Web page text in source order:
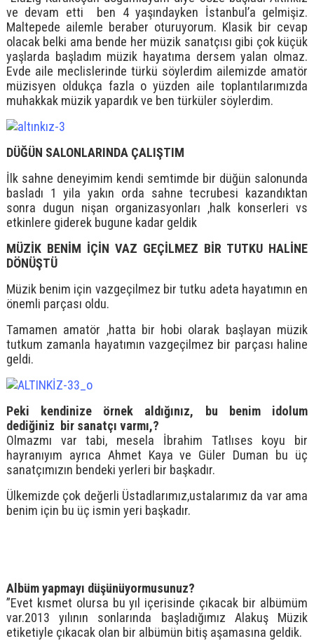
ve devam etti ben 4 yaşındayken İstanbul’a gelmişiz.
Maltepede ailemle beraber oturuyorum. Klasik bir cevap
olacak belki ama bende her müzik sanatçısı gibi çok küçük
yaşlarda başladım müzik hayatıma dersem yalan olmaz.
Evde aile meclislerinde türkü söylerdim ailemizde amatör
müzisyen oldukça fazla o yüzden aile toplantılarımızda
muhakkak müzik yapardık ve ben türküler söylerdim.
DÜĞÜN SALONLARINDA ÇALIŞTIM
İlk sahne deneyimim kendi semtimde bir düğün salonunda
basladı 1 yila yakın orda sahne tecrubesi kazandıktan
sonra dugun nişan organizasyonları ,halk konserleri vs
etkinlere giderek bugune kadar geldik
MÜZİK BENİM İÇİN VAZ GEÇİLMEZ BİR TUTKU HALİNE
DÖNÜŞTÜ
Müzik benim için vazgeçilmez bir tutku adeta hayatımın en
önemli parçası oldu.
Tamamen amatör ,hatta bir hobi olarak başlayan müzik
tutkum zamanla hayatımın vazgeçilmez bir parçası haline
geldi.
Peki kendinize örnek aldığınız, bu benim idolum
dediğiniz bir sanatçı varmı,?
Olmazmı var tabi, mesela İbrahim Tatlıses koyu bir
hayranıyım ayrıca Ahmet Kaya ve Güler Duman bu üç
sanatçımızın bendeki yerleri bir başkadır.
Ülkemizde çok değerli Üstadlarımız,ustalarımız da var ama
benim için bu üç ismin yeri başkadır.
Albüm yapmayı düşünüyormusunuz?
”Evet kısmet olursa bu yıl içerisinde çıkacak bir albümüm
var.2013 yılının sonlarında başladığımız Alakuş Müzik
etiketiyle çıkacak olan bir albümün bitiş aşamasına geldik.